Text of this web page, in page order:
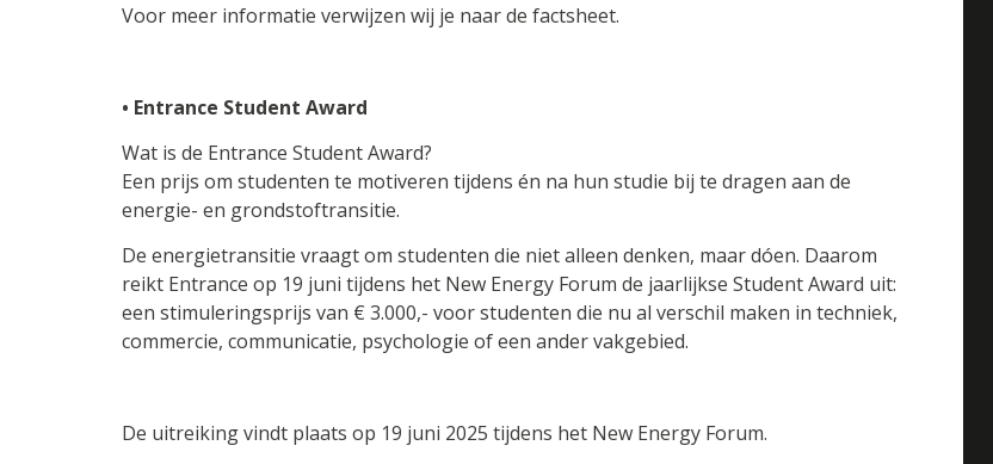
Voor meer informatie verwijzen wij je naar de factsheet.
• Entrance Student Award
Wat is de Entrance Student Award?
Een prijs om studenten te motiveren tijdens én na hun studie bij te dragen aan de
energie- en grondstoftransitie.
De energietransitie vraagt om studenten die niet alleen denken, maar dóen. Daarom
reikt Entrance op 19 juni tijdens het New Energy Forum de jaarlijkse Student Award uit:
een stimuleringsprijs van € 3.000,- voor studenten die nu al verschil maken in techniek,
commercie, communicatie, psychologie of een ander vakgebied.
De uitreiking vindt plaats op 19 juni 2025 tijdens het New Energy Forum.